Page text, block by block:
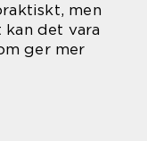
men
det vara
ger mer